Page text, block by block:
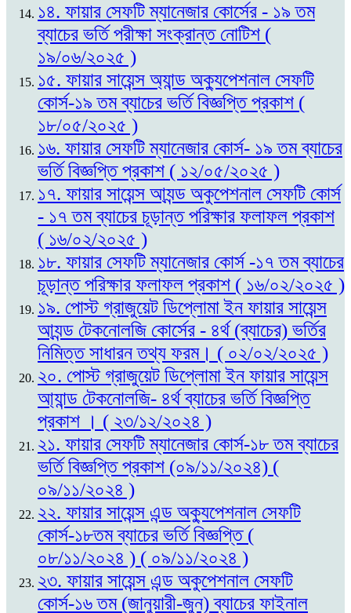
১৪. ফায়ার সেফটি ম্যানেজার কোর্সের - ১৯ তম
ব্যাচের ভর্তি পরীক্ষা সংক্রান্ত নোটিশ (
১৯/০৬/২০২৫ )
১৫. ফায়ার সায়েন্স অ্যান্ড অক্যুপেশনাল সেফটি
কোর্স-১৯ তম ব্যাচের ভর্তি বিজ্ঞপ্তি প্রকাশ (
১৮/০৫/২০২৫ )
১৬. ফায়ার সেফটি ম্যানেজার কোর্স- ১৯ তম ব্যাচের
ভর্তি বিজ্ঞপ্তি প্রকাশ ( ১২/০৫/২০২৫ )
১৭. ফায়ার সায়েন্স আ্যন্ড অকুপেশনাল সেফটি কোর্স
- ১৭ তম ব্যাচের চূড়ান্ত পরিক্ষার ফলাফল প্রকাশ
( ১৬/০২/২০২৫ )
১৮. ফায়ার সেফটি ম্যানেজার কোর্স -১৭ তম ব্যাচের
চূড়ান্ত পরিক্ষার ফলাফল প্রকাশ ( ১৬/০২/২০২৫ )
১৯. পোস্ট গ্রাজুয়েট ডিপ্লোমা ইন ফায়ার সায়েন্স
আ্যন্ড টেকনোলজি কোর্সের - ৪র্থ (ব্যাচের) ভর্তির
নিমিত্ত সাধারন তথ্য ফরম। ( ০২/০২/২০২৫ )
২০. পোস্ট গ্রাজুয়েট ডিপ্লোমা ইন ফায়ার সায়েন্স
আ্যান্ড টেকনোলজি- ৪র্থ ব্যাচের ভর্তি বিজ্ঞপ্তি
প্রকাশ । ( ২৩/১২/২০২৪ )
২১. ফায়ার সেফটি ম্যানেজার কোর্স-১৮ তম ব্যাচের
ভর্তি বিজ্ঞপ্তি প্রকাশ (০৯/১১/২০২৪) (
০৯/১১/২০২৪ )
২২. ফায়ার সায়েন্স এন্ড অক্যুপেশনাল সেফটি
কোর্স-১৮তম ব্যাচের ভর্তি বিজ্ঞপ্তি (
০৮/১১/২০২৪ ) ( ০৯/১১/২০২৪ )
২৩. ফায়ার সায়েন্স এন্ড অকুপেশনাল সেফটি
কোর্স-১৬ তম (জানুয়ারী-জুন) ব্যাচের ফাইনাল